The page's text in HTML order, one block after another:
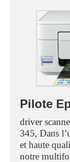
Pilote
driver
345, Dans
et haute
notre